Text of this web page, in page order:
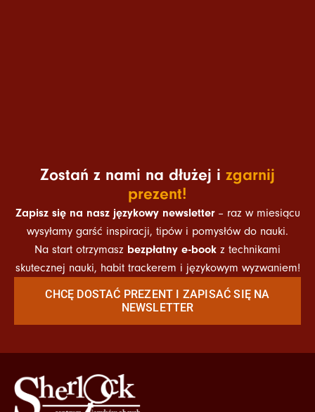
Zostań z nami na dłużej i zgarnij
prezent!
Zapisz się na nasz językowy newsletter– raz w miesiącu
wysyłamy garść inspiracji, tipów i pomysłów do nauki.
Na start otrzymasz bezpłatny e-book z technikami
skutecznej nauki, habit trackerem i językowym wyzwaniem!
CHCĘ DOSTAĆ PREZENT I ZAPISAĆ SIĘ NA
NEWSLETTER